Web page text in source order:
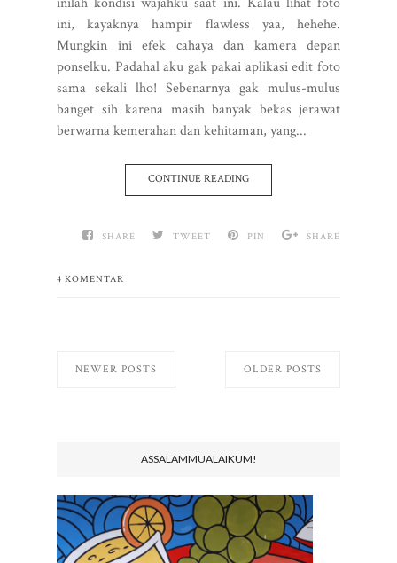
ini, kayaknya hampir flawless yaa, hehehe.
Mungkin ini efek cahaya dan kamera depan
ponselku. Padahal aku gak pakai aplikasi edit foto
sama sekali lho! Sebenarnya gak mulus-mulus
banget sih karena masih banyak bekas jerawat
berwarna kemerahan dan kehitaman, yang...
CONTINUE READING
SHARE TWEET PIN SHARE
4 KOMENTAR
NEWER POSTS OLDER POSTS
ASSALAMMUALAIKUM!